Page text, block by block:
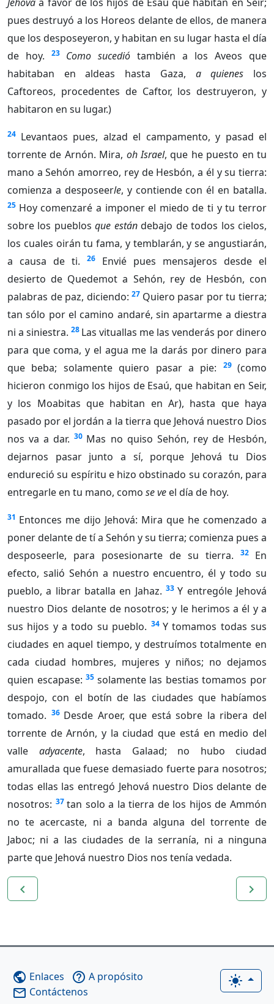
pues destruyó a los Horeos delante de ellos, de manera
que los desposeyeron, y habitan en su lugar hasta el día
de hoy.
23 Como sucedió también a los Aveos que
habitaban en aldeas hasta Gaza, a quienes los
Caftoreos, procedentes de Caftor, los destruyeron, y
habitaron en su lugar.)
24 Levantaos pues, alzad el campamento, y pasad el
torrente de Arnón. Mira, oh Israel, que he puesto en tu
mano a Sehón amorreo, rey de Hesbón, a él y su tierra:
comienza a desposeerle, y contiende con él en batalla.
25 Hoy comenzaré a imponer el miedo de ti y tu terror
sobre los pueblosque estándebajo de todos los cielos,
los cuales oirán tu fama, y temblarán, y se angustiarán,
a causa de ti.
26
Envié pues mensajeros desde el
desierto de Quedemot a Sehón, rey de Hesbón, con
palabras de paz, diciendo: 27 Quiero pasar por tu tierra;
tan sólo por el camino andaré, sin apartarme a diestra
ni a siniestra. 28 Las vituallas me las venderás por dinero
para que coma, y el agua me la darás por dinero para
que beba; solamente quiero pasar a pie:
29 (como
hicieron conmigo los hijos de Esaú, que habitan en Seir,
y los Moabitas que habitan en Ar), hasta que haya
pasado por el jordán a la tierra que Jehová nuestro Dios
nos va a dar. 30 Mas no quiso Sehón, rey de Hesbón,
dejarnos pasar junto a sí, porque Jehová tu Dios
endureció su espíritu e hizo obstinado su corazón, para
entregarle en tu mano, como se ve el día de hoy.
31 Entonces me dijo Jehová: Mira que he comenzado a
poner delante de tí a Sehón y su tierra; comienza pues a
desposeerle, para posesionarte de su tierra.
32
En
efecto, salió Sehón a nuestro encuentro, él y todo su
pueblo, a librar batalla en Jahaz. 33 Y entrególe Jehová
nuestro Dios delante de nosotros; y le herimos a él y a
sus hijos y a todo su pueblo. 34 Y tomamos todas sus
ciudades en aquel tiempo, y destruímos totalmente en
cada ciudad hombres, mujeres y niños; no dejamos
quien escapase: 35 solamente las bestias tomamos por
despojo, con el botín de las ciudades que habíamos
tomado. 36 Desde Aroer, que está sobre la ribera del
torrente de Arnón, y la ciudad que está en medio del
valle adyacente, hasta Galaad; no hubo ciudad
amurallada que fuese demasiado fuerte para nosotros;
todas ellas las entregó Jehová nuestro Dios delante de
nosotros: 37 tan solo a la tierra de los hijos de Ammón
no te acercaste, ni a banda alguna del torrente de
Jaboc; ni a las ciudades de la serranía, ni a ninguna
parte que Jehová nuestro Dios nos tenía vedada.
navigate_before navigate_next
light_mode
public Enlaces help_outline A propósito
mail_outline Contáctenos